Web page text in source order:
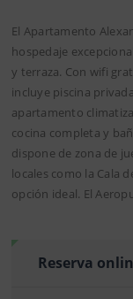
El Apartamento
hospedaje
y terraza. Con wifi
incluye piscina
apartamento
cocina completa y
dispone de zona de
locales como la Cala
opción ideal. El
Reserva